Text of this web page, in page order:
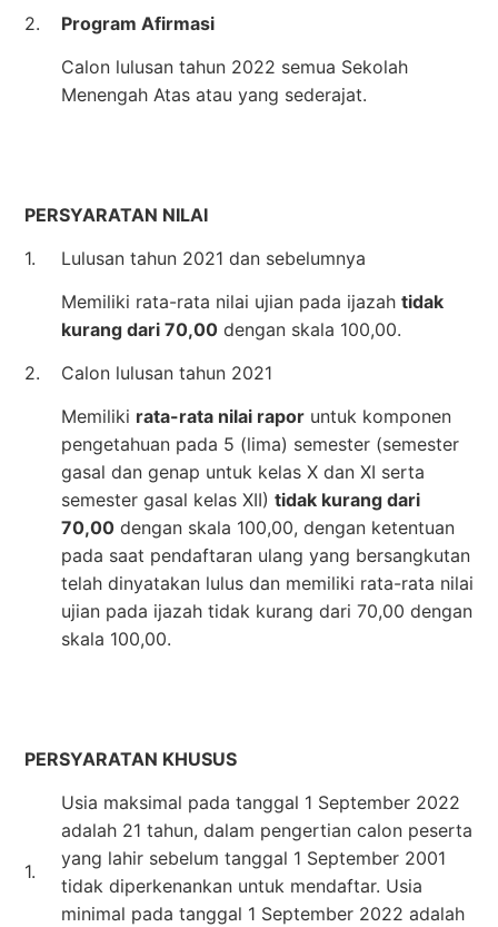
2.
Program Afirmasi
Calon lulusan tahun 2022 semua Sekolah
Menengah Atas atau yang sederajat.
PERSYARATAN NILAI
1.
Lulusan tahun 2021 dan sebelumnya
Memiliki rata-rata nilai ujian pada ijazah tidak
kurang dari 70,00 dengan skala 100,00.
2.
Calon lulusan tahun 2021
Memiliki rata-rata nilai rapor untuk komponen
pengetahuan pada 5 (lima) semester (semester
gasal dan genap untuk kelas X dan XI serta
semester gasal kelas XII) tidak kurang dari
70,00 dengan skala 100,00, dengan ketentuan
pada saat pendaftaran ulang yang bersangkutan
telah dinyatakan lulus dan memiliki rata-rata nilai
ujian pada ijazah tidak kurang dari 70,00 dengan
skala 100,00.
PERSYARATAN KHUSUS
1.
Usia maksimal pada tanggal 1 September 2022
adalah 21 tahun, dalam pengertian calon peserta
yang lahir sebelum tanggal 1 September 2001
tidak diperkenankan untuk mendaftar. Usia
minimal pada tanggal 1 September 2022 adalah